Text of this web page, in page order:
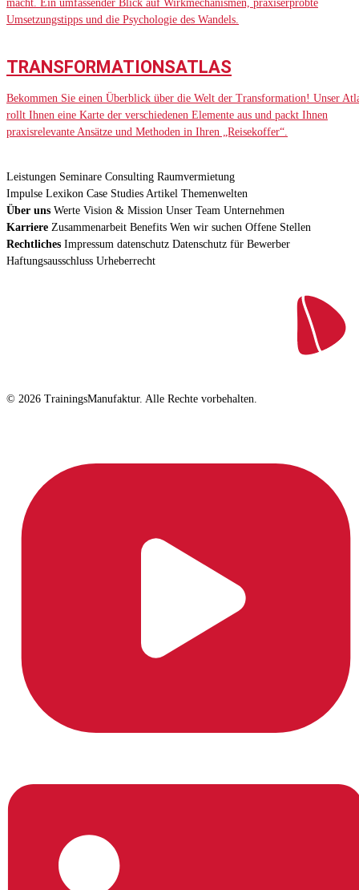
macht. Ein umfassender Blick auf Wirkmechanismen, praxiserprobte
Umsetzungstipps und die Psychologie des Wandels.
TRANSFORMATIONSATLAS
Bekommen Sie einen Überblick über die Welt der Transformation! Unser
rollt Ihnen eine Karte der verschiedenen Elemente aus und packt Ihnen
praxisrelevante Ansätze und Methoden in Ihren „Reisekoffer“.
Leistungen Seminare Consulting Raumvermietung
Impulse Lexikon Case Studies Artikel Themenwelten
Über uns Werte Vision & Mission Unser Team Unternehmen
Karriere Zusammenarbeit Benefits Wen wir suchen Offene Stellen
Rechtliches Impressum datenschutz Datenschutz für Bewerber
Haftungsausschluss Urheberrecht
© 2026 TrainingsManufaktur. Alle Rechte vorbehalten.